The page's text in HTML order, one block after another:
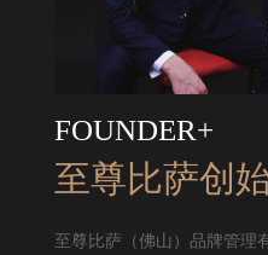
FOUNDER+
至尊比萨创
至尊比萨（佛山）品牌管理